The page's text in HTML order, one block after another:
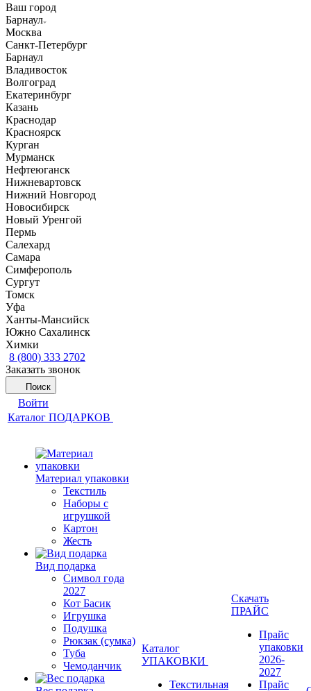
Ваш город
Барнаул
Москва
Санкт-Петербург
Барнаул
Владивосток
Волгоград
Екатеринбург
Казань
Краснодар
Красноярск
Курган
Мурманск
Нефтеюганск
Нижневартовск
Нижний Новгород
Новосибирск
Новый Уренгой
Пермь
Салехард
Самара
Симферополь
Сургут
Томск
Уфа
Ханты-Мансийск
Южно Сахалинск
Химки
8 (800) 333 2702
Заказать звонок
Поиск
Войти
Каталог ПОДАРКОВ
Материал упаковки
Текстиль
Наборы с
игрушкой
Картон
Жесть
Вид подарка
Символ года
2027
Кот Басик
Игрушка
Подушка
Рюкзак (сумка)
Туба
Чемоданчик
Каталог
УПАКОВКИ
Текстильная
Скачать
ПРАЙС
Прайс
упаковки
2026-
2027
Прайс